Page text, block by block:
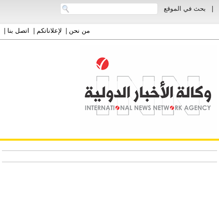
بحث في الموقع
من نحن| لإعلاناتكم| اتصل بنا|